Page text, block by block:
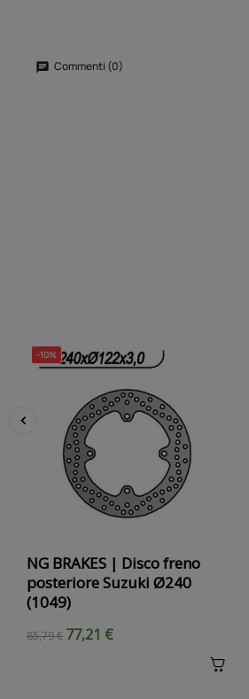
Commenti (0)
-10%
NG BRAKES | Disco freno
posteriore Suzuki Ø240
(1049)
85,79 € 77,21 €